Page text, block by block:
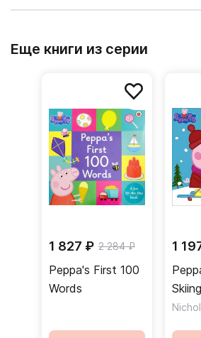
Еще книги из серии
1 827 ₽ 2 284 ₽
Peppa's First 100
Words
1
Skiing